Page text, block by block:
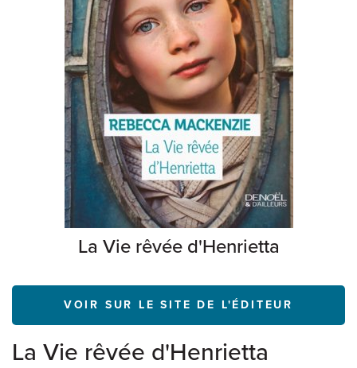
La Vie rêvée d'Henrietta
VOIR SUR LE SITE DE L'ÉDITEUR
La Vie rêvée d'Henrietta